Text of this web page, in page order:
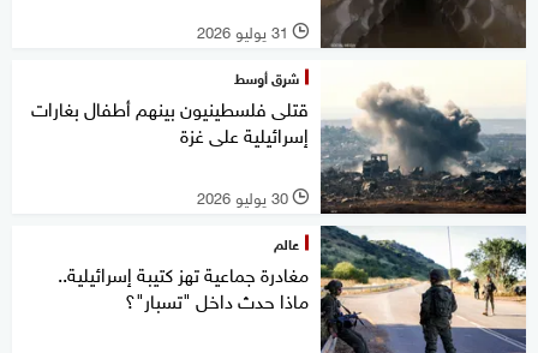
l 31 يوليو 2026
شرق أوسط
قتلى فلسطينيون بينهم أطفال بغارات
إسرائيلية على غزة
l 30 يوليو 2026
عالم
مغادرة جماعية تهز كتيبة إسرائيلية..
ماذا حدث داخل "تسبار"؟